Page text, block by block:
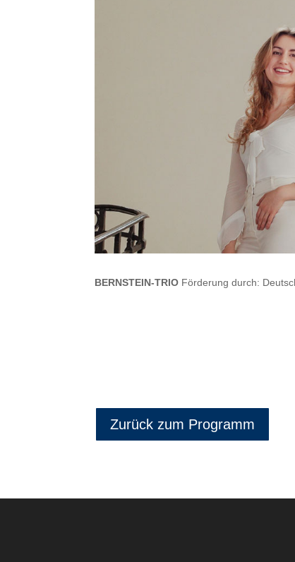
BERNSTEIN-TRIO Förderung durch:
Zurück zum Programm